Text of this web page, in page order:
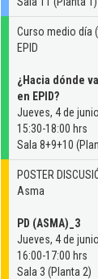
Curso medio día
EPID
¿Hacia dónde
en EPID?
Jueves, 4 de
15:30-18:00 hrs
Sala 8+9+10
POSTER
Asma
PD (ASMA)_3
Jueves, 4 de
16:00-17:00 hrs
Sala 3 (Planta 2)